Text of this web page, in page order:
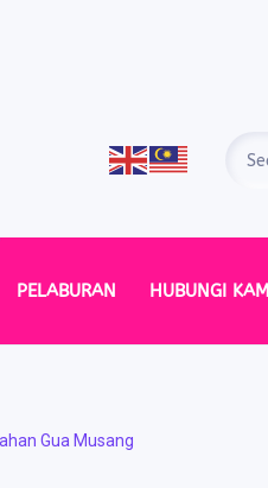
PELABURAN HUBUNGI KAMI
Gua Musang